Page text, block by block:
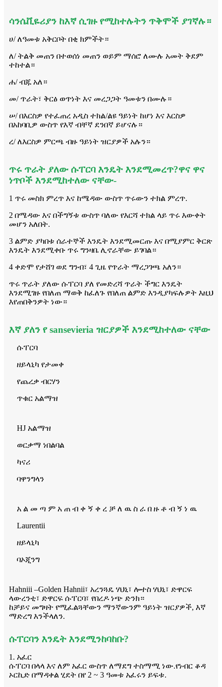
ሳንሴቪዬሪያን ከእኛ ሲገዙ የሚከተሉትን ጥቅሞች ያገኛሉ።
ሀ/ ለዓመቱ አቅርቦት በቂ ክምችት።
ለ/ ትልቅ መጠን በተወሰነ መጠን ወይም ማሰሮ ለሙሉ አመት ቅደም
ተከተል።
ሐ/ ብጁ አለ።
መ/ ጥራት፣ ቅርፅ ወጥነት እና መረጋጋት ዓመቱን በሙሉ።
ሠ/ በእርስዎ የተፈጠረ አዲስ ተክል/ልዩ ዓይነት ከሆነ እና እርስዎ
በአከባቢዎ ውስጥ የእኛ ብቸኛ ደንበኛ ይሆናሉ።
ረ/ ለእርስዎ ምርጫ ብዙ ዓይነት ዝርያዎች አሉን።
ጥሩ ጥራት ያለው ሱፐርባ እንዴት እንደሚመረጥ?ዋና ዋና
ነጥቦች እንደሚከተለው ናቸው-
1 ጥሩ መስክ ምረጥ እና ከሜዳው ውስጥ ጥሩውን ተክል ምረጥ.
2 በሜዳው እና በችግኝቱ ውስጥ ባለው የእርሻ ተክል ላይ ጥሩ እውቀት
መሆን አለበት.
3 ልምድ ያካበቱ ሰራተኞች እንዴት እንደሚመርጡ እና በሚያምር ቅርጽ
እንዴት እንደሚቀቡ ጥሩ ግንዛቤ ሊኖራቸው ይገባል።
4 ቀድሞ የታሸገ ወደ ግንብ፣ 4 ጊዜ የጥራት ማረጋገጫ አለን።
ጥሩ ጥራት ያለው ሱፐርባ ያለ የመድረሻ ጥራት ችግር እንዴት
እንደሚገዙ የበለጠ ማወቅ ከፈለጉ የበለጠ ልምድ እንዲያካፍሉዎት እዚህ
እየጠበቅንዎት ነው።
እኛ ያለን የ sansevieria ዝርያዎች እንደሚከተለው ናቸው
ሱፐርባ
ዘይላኒካ የታመቀ
የጨረቃ ብርሃን
ጥቁር አልማዝ
HJ አልማዝ
ወርቃማ ነበልባል
ካናሪ
ባዋንግላን
አ ል መ ጣ ም አ ጠ ብ ቀ ኝ ቀ ረ ቻ ለ ዉ ስ ራ በ ዙ ቶ ብ ኝ ነ ዉ
Laurentii
ዘይላኒካ
ባኦጂንግ
Hahniii –Golden Hahnii፣ አረንጓዴ ሃህኒ፣ ሎተስ ሃህኒ፣ ድዋርፍ
ላውረንቲ፣ ድዋርፍ ሱፐርባ፣ የበረዶ ነጭ ድንክ።
ከቻይና መግዛት የሚፈልጓቸውን ማንኛውንም ዓይነት ዝርያዎች, እኛ
ማድረግ እንችላለን.
ሱፐርባን እንዴት እንደሚንከባከቡ?
1. አፈር
ሱፐርባ በላላ እና ለም አፈር ውስጥ ለማደግ ተስማሚ ነው.የነብር ቆዳ
ኦርኪድ በማዳቀል ሂደት በየ 2 ~ 3 ዓመቱ አፈሩን ይፍቱ.